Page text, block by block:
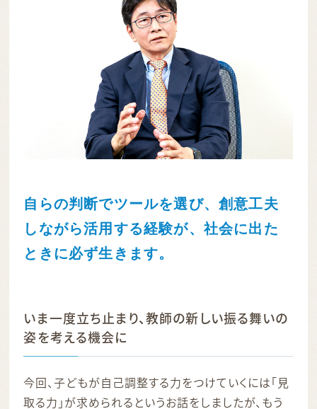
自らの判断でツールを選び、創意工夫
しながら活用する経験が、社会に出た
ときに必ず生きます。
いま一度立ち止まり、教師の新しい振る舞いの
姿を考える機会に
今回、子どもが自己調整する力をつけていくには「見
取る力」が求められるというお話をしましたが、もう